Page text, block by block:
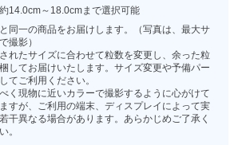
14.0cm～18.0cmまで選択可能
同一の商品をお届けします。（写真は、最大サ
撮影）
れたサイズに合わせて粒数を変更し、余った粒
してお届けいたします。サイズ変更や予備パー
てご利用ください。
く現物に近いカラーで撮影するように心がけて
すが、ご利用の端末、ディスプレイによって実
干異なる場合があります。あらかじめご了承く
。